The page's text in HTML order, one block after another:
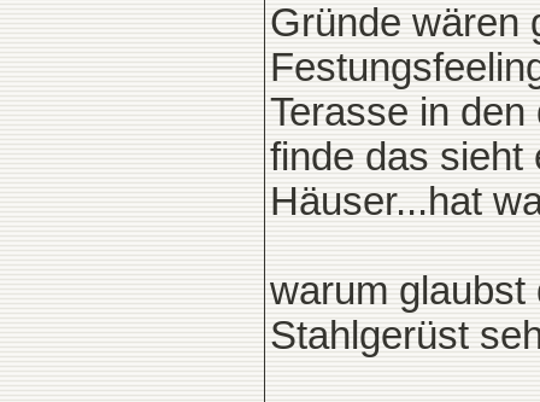
Gründe wären
Terasse in
finde das sieht
Häuser...hat
warum glaubst
Stahlgerüst